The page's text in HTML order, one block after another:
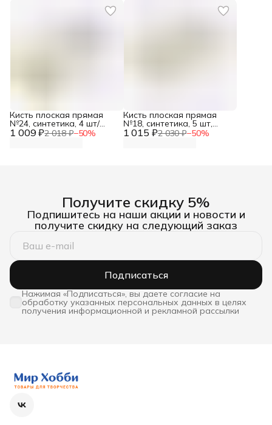
1 009 ₽2 018 ₽−50%
Кисть плоская прямая
№24, синтетика, 4 шт/
упак, Артком 1 015 ₽2 030 ₽−50%
Кисть плоская прямая
№18, синтетика, 5 шт,
Артком
Получите скидку 5%
Подпишитесь на наши акции и новости и
получите скидку на следующий заказ
Подписаться
Нажимая «Подписаться», вы даете согласие на
обработку указанных персональных данных в целях
получения информационной и рекламной рассылки